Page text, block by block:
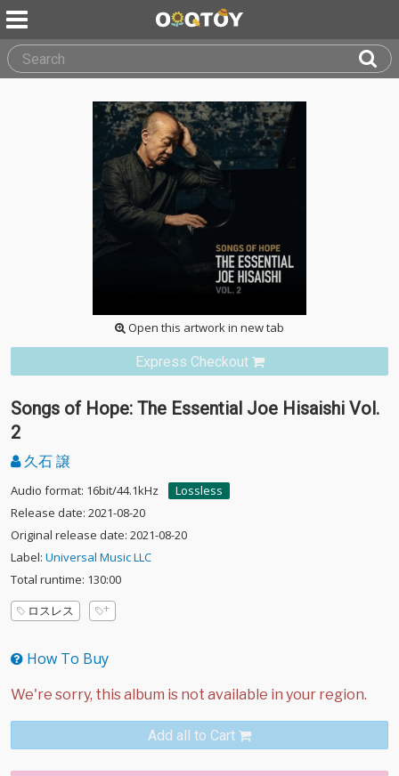
Open this artwork in new tab
Express Checkout
Songs of Hope: The Essential Joe Hisaishi Vol.
2
久石 譲
Audio format: 16bit/44.1kHz
Lossless
Release date: 2021-08-20
Original release date: 2021-08-20
Label: Universal Music LLC
Total runtime: 130:00
ロスレス
How To Buy
Add all to Cart